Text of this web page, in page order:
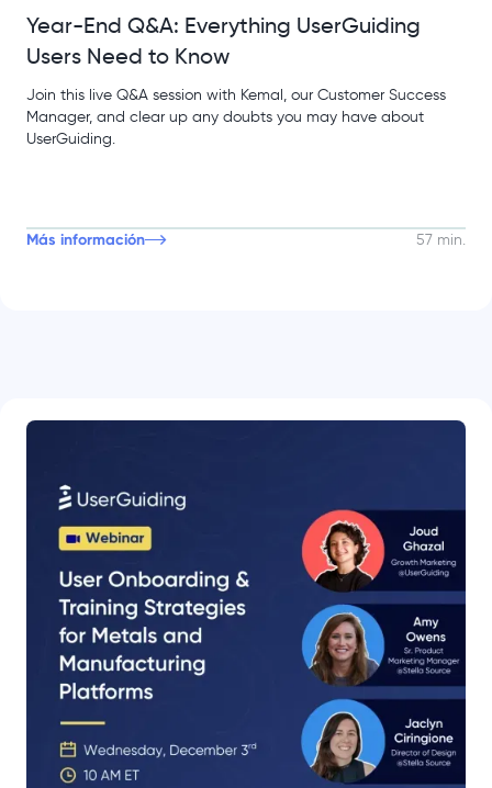
Year-End Q&A: Everything UserGuiding
Users Need to Know
Join this live Q&A session with Kemal, our Customer Success
Manager, and clear up any doubts you may have about
UserGuiding.
Más información 57 min.